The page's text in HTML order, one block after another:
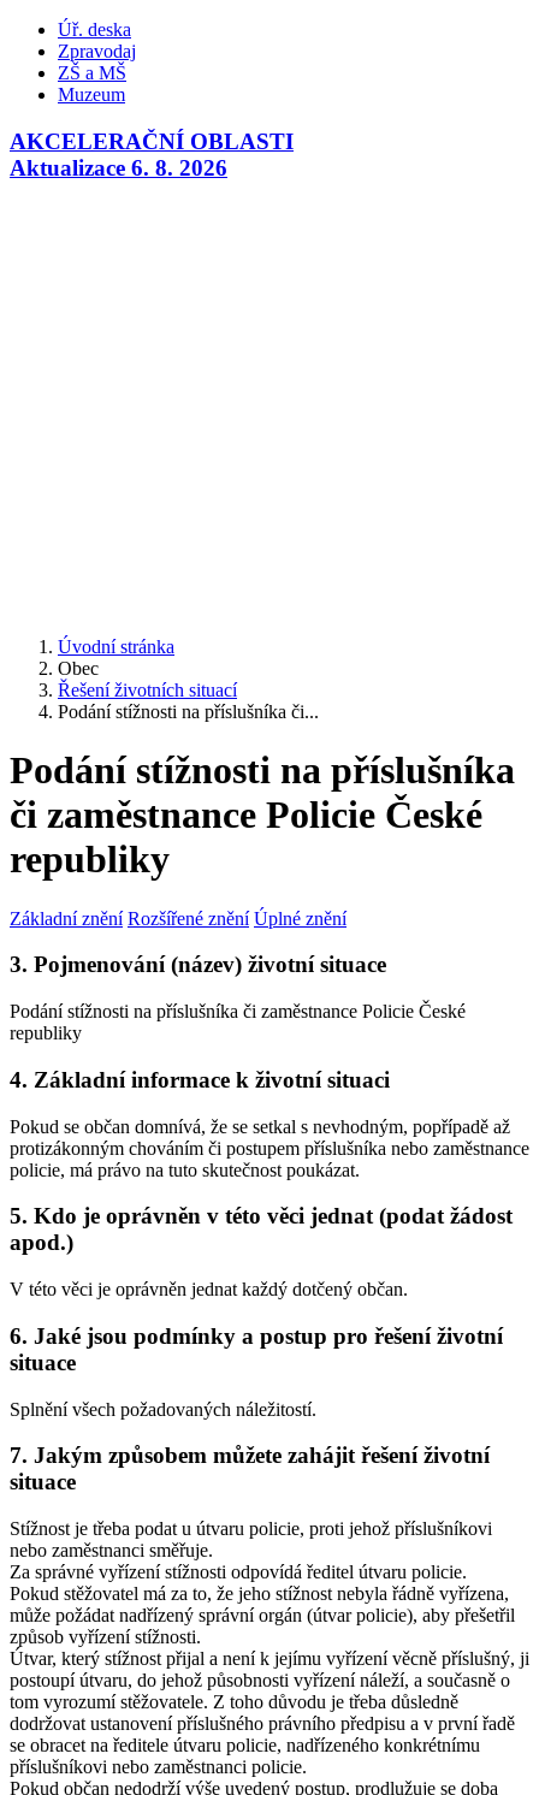
Úř. deska
Zpravodaj
ZŠ a MŠ
Muzeum
AKCELERAČNÍ OBLASTI
Aktualizace 6. 8. 2026
Úvodní stránka
Obec
Řešení životních situací
Podání stížnosti na příslušníka či...
Podání stížnosti na příslušníka
či zaměstnance Policie České
republiky
Základní znění Rozšířené znění Úplné znění
3. Pojmenování (název) životní situace
Podání stížnosti na příslušníka či zaměstnance Policie České
republiky
4. Základní informace k životní situaci
Pokud se občan domnívá, že se setkal s nevhodným, popřípadě až
protizákonným chováním či postupem příslušníka nebo zaměstnance
policie, má právo na tuto skutečnost poukázat.
5. Kdo je oprávněn v této věci jednat (podat žádost
apod.)
V této věci je oprávněn jednat každý dotčený občan.
6. Jaké jsou podmínky a postup pro řešení životní
situace
Splnění všech požadovaných náležitostí.
7. Jakým způsobem můžete zahájit řešení životní
situace
Stížnost je třeba podat u útvaru policie, proti jehož příslušníkovi
nebo zaměstnanci směřuje.
Za správné vyřízení stížnosti odpovídá ředitel útvaru policie.
Pokud stěžovatel má za to, že jeho stížnost nebyla řádně vyřízena,
může požádat nadřízený správní orgán (útvar policie), aby přešetřil
způsob vyřízení stížnosti.
Útvar, který stížnost přijal a není k jejímu vyřízení věcně příslušný, ji
postoupí útvaru, do jehož působnosti vyřízení náleží, a současně o
tom vyrozumí stěžovatele. Z toho důvodu je třeba důsledně
dodržovat ustanovení příslušného právního předpisu a v první řadě
se obracet na ředitele útvaru policie, nadřízeného konkrétnímu
příslušníkovi nebo zaměstnanci policie.
Pokud občan nedodrží výše uvedený postup, prodlužuje se doba